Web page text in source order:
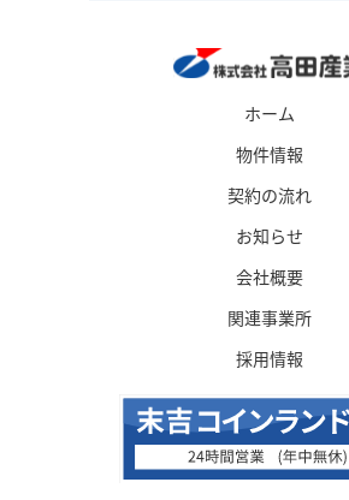
ホーム
物件情報
契約の流れ
お知らせ
会社概要
関連事業所
採用情報